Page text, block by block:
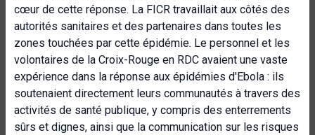
cœur de cette réponse. La FICR travaillait aux côtés des
autorités sanitaires et des partenaires dans toutes les
zones touchées par cette épidémie. Le personnel et les
volontaires de la Croix-Rouge en RDC avaient une vaste
expérience dans la réponse aux épidémies d'Ebola : ils
soutenaient directement leurs communautés à travers des
activités de santé publique, y compris des enterrements
sûrs et dignes, ainsi que la communication sur les risques